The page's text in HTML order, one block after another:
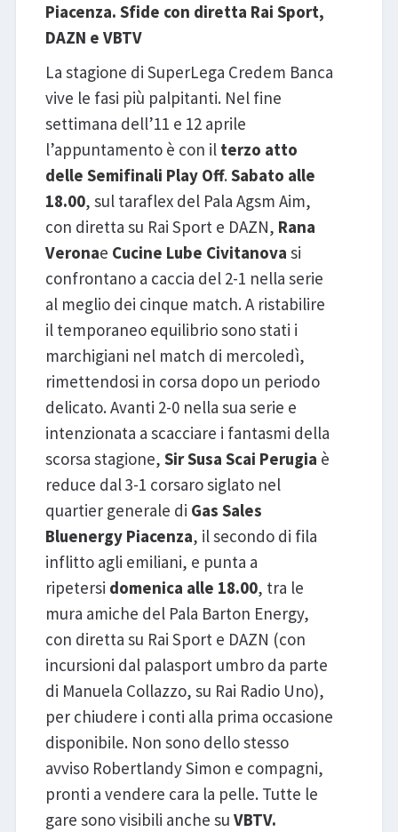
Piacenza. Sfide con diretta Rai Sport,
DAZN e VBTV
La stagione di SuperLega Credem Banca
vive le fasi più palpitanti. Nel fine
settimana dell’11 e 12 aprile
l’appuntamento è con il terzo atto
delle Semifinali Play Off.Sabato alle
18.00, sul taraflex del Pala Agsm Aim,
con diretta su Rai Sport e DAZN, Rana
Veronae Cucine Lube Civitanova si
confrontano a caccia del 2-1 nella serie
al meglio dei cinque match. A ristabilire
il temporaneo equilibrio sono stati i
marchigiani nel match di mercoledì,
rimettendosi in corsa dopo un periodo
delicato. Avanti 2-0 nella sua serie e
intenzionata a scacciare i fantasmi della
scorsa stagione, Sir Susa Scai Perugia è
reduce dal 3-1 corsaro siglato nel
quartier generale di Gas Sales
Bluenergy Piacenza, il secondo di fila
inflitto agli emiliani, e punta a
ripetersi domenica alle 18.00, tra le
mura amiche del Pala Barton Energy,
con diretta su Rai Sport e DAZN (con
incursioni dal palasport umbro da parte
di Manuela Collazzo, su Rai Radio Uno),
per chiudere i conti alla prima occasione
disponibile. Non sono dello stesso
avviso Robertlandy Simon e compagni,
pronti a vendere cara la pelle. Tutte le
gare sono visibili anche su VBTV.